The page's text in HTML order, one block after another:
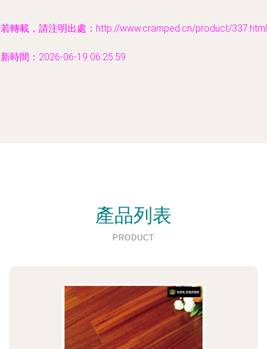
轉載，請注明出處：http://www.cramped.cn/product/337.html
時間：2026-06-19 06:25:59
產品列表
PRODUCT